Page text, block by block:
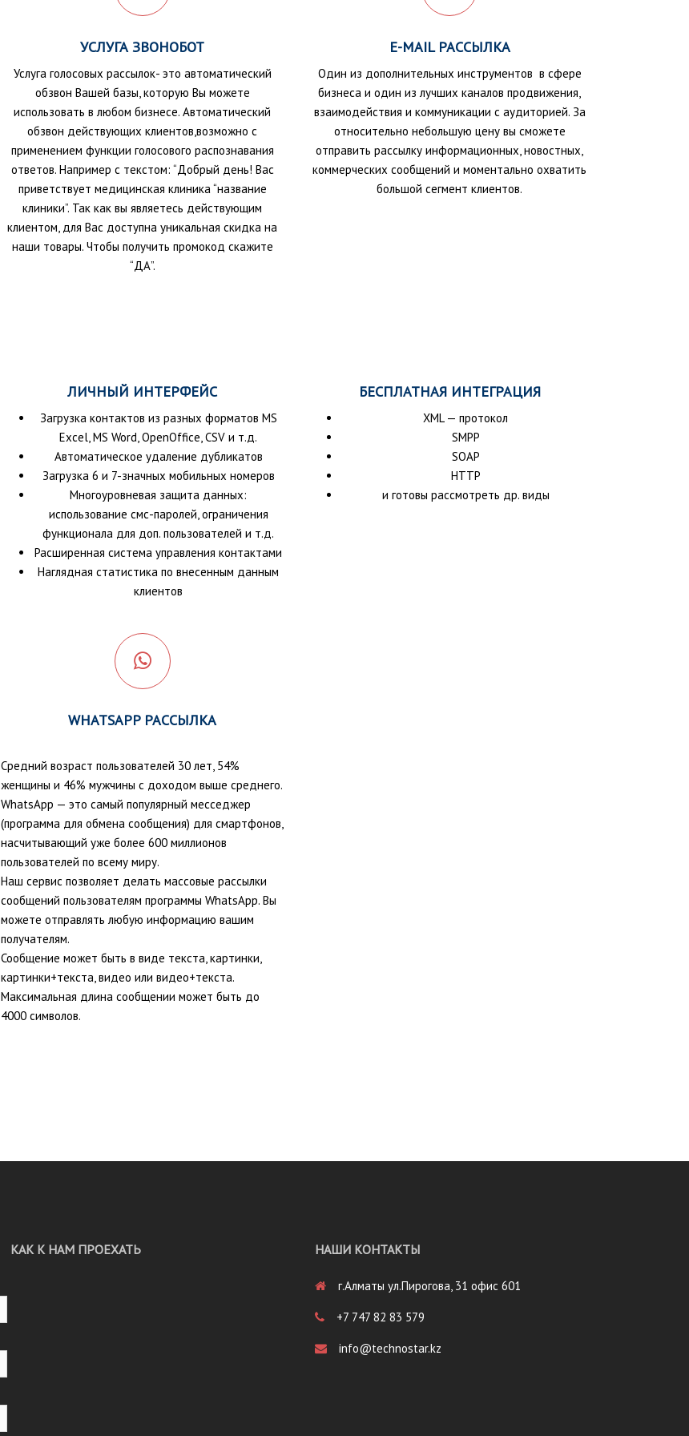
УСЛУГА ЗВОНОБОТ
Услуга голосовых рассылок- это автоматический
обзвон Вашей базы, которую Вы можете
использовать в любом бизнесе. Автоматический
обзвон действующих клиентов,возможно с
применением функции голосового распознавания
ответов. Например с текстом: “Добрый день! Вас
приветствует медицинская клиника “название
клиники”. Так как вы являетесь действующим
клиентом, для Вас доступна уникальная скидка на
наши товары. Чтобы получить промокод скажите
“ДА”.
E-MAIL РАССЫЛКА
Один из дополнительных инструментов в сфере
бизнеса и один из лучших каналов продвижения,
взаимодействия и коммуникации с аудиторией. За
относительно небольшую цену вы сможете
отправить рассылку информационных, новостных,
коммерческих сообщений и моментально охватить
большой сегмент клиентов.
ЛИЧНЫЙ ИНТЕРФЕЙС
Загрузка контактов из разных форматов MS
Excel, MS Word, OpenOffice, CSV и т.д.
Автоматическое удаление дубликатов
Загрузка 6 и 7-значных мобильных номеров
Многоуровневая защита данных:
использование смс-паролей, ограничения
функционала для доп. пользователей и т.д.
Расширенная система управления контактами
Наглядная статистика по внесенным данным
клиентов
БЕСПЛАТНАЯ ИНТЕГРАЦИЯ
XML — протокол
SMPP
SOAP
HTTP
и готовы рассмотреть др. виды
WHATSAPP РАССЫЛКА
Средний возраст пользователей 30 лет, 54%
женщины и 46% мужчины с доходом выше среднего.
WhatsApp — это самый популярный месседжер
(программа для обмена сообщения) для смартфонов,
насчитывающий уже более 600 миллионов
пользователей по всему миру.
Наш сервис позволяет делать массовые рассылки
сообщений пользователям программы WhatsApp. Вы
можете отправлять любую информацию вашим
получателям.
Сообщение может быть в виде текста, картинки,
картинки+текста, видео или видео+текста.
Максимальная длина сообщении может быть до
4000 символов.
КАК К НАМ ПРОЕХАТЬ НАШИ КОНТАКТЫ
г.Алматы ул.Пирогова, 31 офис 601
+7 747 82 83 579
info@technostar.kz